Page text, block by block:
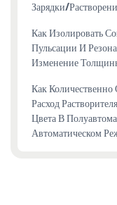
Зарядки/
Как Изолировать
Пульсации И
Изменение
Как
Расход
Цвета В
Автоматическом